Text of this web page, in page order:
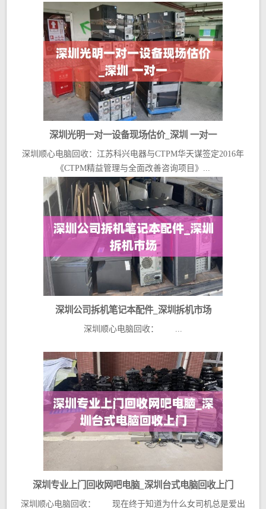
深圳光明一对一设备现场估价_深圳 一对一
深圳顺心电脑回收：江苏科兴电器与CTPM华天谋签定2016年
《CTPM精益管理与全面改善咨询项目》...
深圳公司拆机笔记本配件_深圳拆机市场
深圳顺心电脑回收： ...
深圳专业上门回收网吧电脑_深圳台式电脑回收上门
深圳顺心电脑回收： 现在终于知道为什么女司机总是爱出